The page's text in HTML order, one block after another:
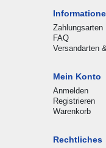
Zahlungsarten
FAQ
Versandarten
Mein Konto
Anmelden
Registrieren
Warenkorb
Rechtliches